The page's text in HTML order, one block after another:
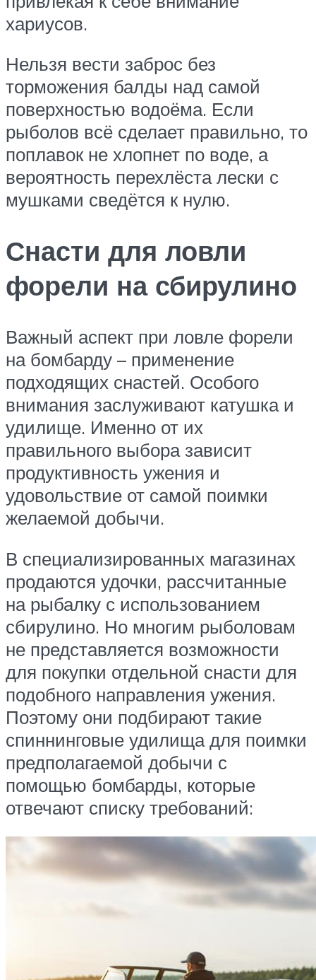
хариусов.
Нельзя вести заброс без
торможения балды над самой
поверхностью водоёма. Если
рыболов всё сделает правильно, то
поплавок не хлопнет по воде, а
вероятность перехлёста лески с
мушками сведётся к нулю.
Снасти для ловли
форели на сбирулино
Важный аспект при ловле форели
на бомбарду – применение
подходящих снастей. Особого
внимания заслуживают катушка и
удилище. Именно от их
правильного выбора зависит
продуктивность ужения и
удовольствие от самой поимки
желаемой добычи.
В специализированных магазинах
продаются удочки, рассчитанные
на рыбалку с использованием
сбирулино. Но многим рыболовам
не представляется возможности
для покупки отдельной снасти для
подобного направления ужения.
Поэтому они подбирают такие
спиннинговые удилища для поимки
предполагаемой добычи с
помощью бомбарды, которые
отвечают списку требований: